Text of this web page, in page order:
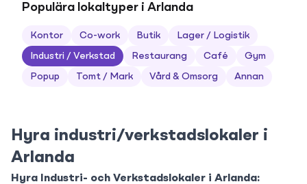
Populära lokaltyper i Arlanda
Kontor Co-work Butik Lager / Logistik
Industri / Verkstad Restaurang Café Gym
Popup Tomt / Mark Vård & Omsorg Annan
Hyra industri/verkstadslokaler i
Arlanda
Hyra Industri- och Verkstadslokaler i Arlanda: